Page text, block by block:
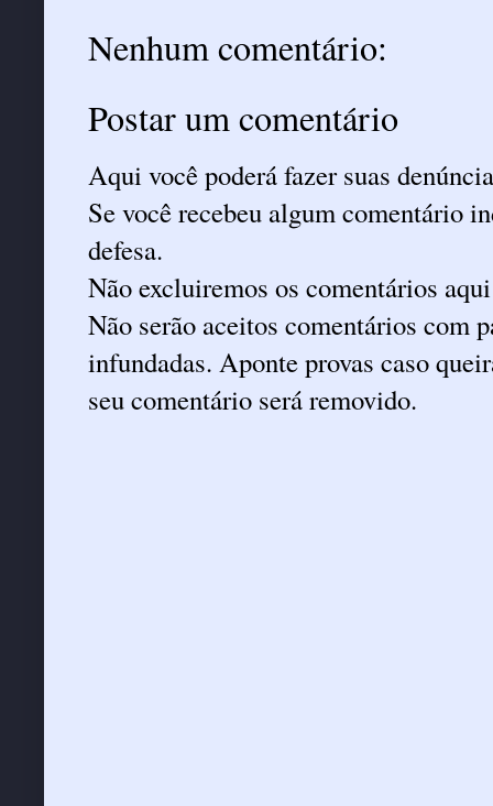
Nenhum comentário:
Postar um comentário
Aqui você poderá fazer suas
Se você recebeu algum comentário
defesa.
Não excluiremos os comentários
Não serão aceitos comentários com
infundadas. Aponte provas caso
seu comentário será removido.